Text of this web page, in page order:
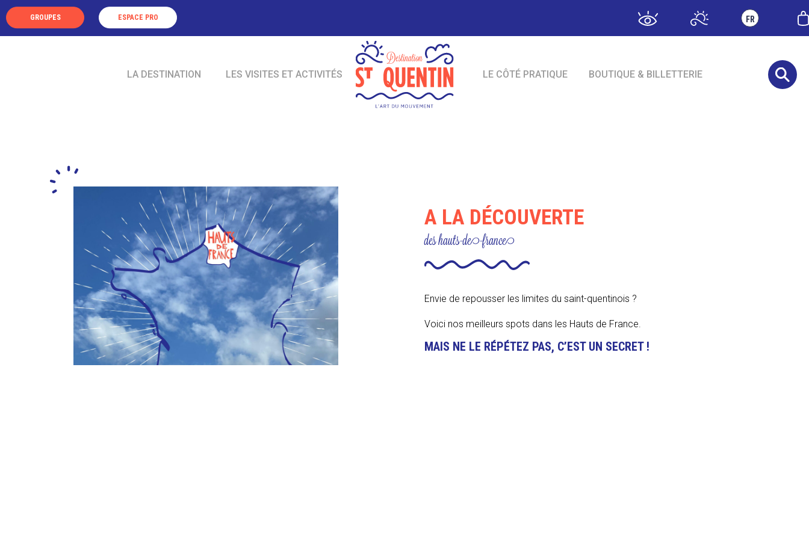
GROUPES ESPACE PRO FR
LA DESTINATION LES VISITES ET ACTIVITÉS LE CÔTÉ PRATIQUE BOUTIQUE & BILLETTERIE
A LA DÉCOUVERTE
des hauts-de-france
Envie de repousser les limites du saint-quentinois ?
Voici nos meilleurs spots dans les Hauts de France.
MAIS NE LE RÉPÉTEZ PAS, C’EST UN SECRET !
Panneau de gestion des cookies